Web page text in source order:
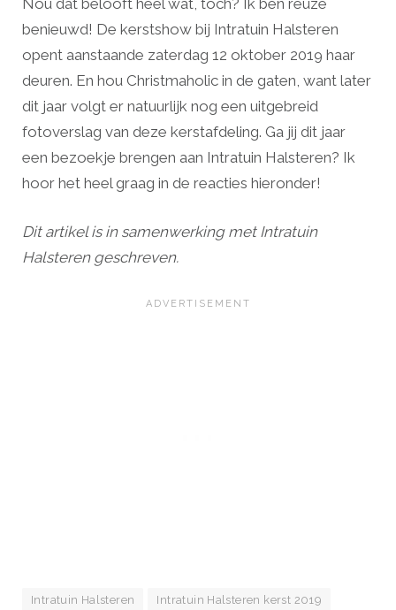
benieuwd! De kerstshow bij Intratuin Halsteren
opent aanstaande zaterdag 12 oktober 2019 haar
deuren. En hou Christmaholic in de gaten, want later
dit jaar volgt er natuurlijk nog een uitgebreid
fotoverslag van deze kerstafdeling. Ga jij dit jaar
een bezoekje brengen aan Intratuin Halsteren? Ik
hoor het heel graag in de reacties hieronder!
Dit artikel is in samenwerking met Intratuin
Halsteren geschreven.
Intratuin Halsteren Intratuin Halsteren kerst 2019